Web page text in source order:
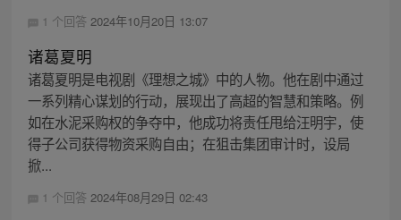
1 个回答 2024年10月20日 13:07
诸葛夏明
诸葛夏明是电视剧《理想之城》中的人物。他在剧中通过
一系列精心谋划的行动，展现出了高超的智慧和策略。例
如在水泥采购权的争夺中，他成功将责任甩给汪明宇，使
得子公司获得物资采购自由；在狙击集团审计时，设局
掀...
1 个回答 2024年08月29日 02:43